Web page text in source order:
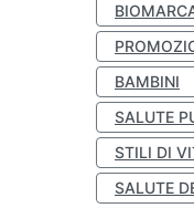
BAMBINI
SALUTE
STILI DI
SALUTE